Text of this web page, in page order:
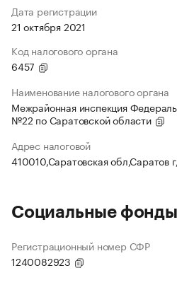
Дата регистрации
21 октября 2021
Код налогового органа
6457
Наименование налогового органа
Межрайонная инспекция
№22 по Саратовской области
Адрес налоговой
410010,Саратовская обл,Саратов
Социальные фонды
Регистрационный номер СФР
1240082923